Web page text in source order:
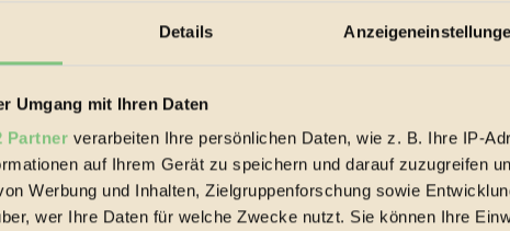
Details
Umgang mit Ihren Daten
Partner verarbeiten Ihre persönlichen Daten, wie z. B. Ihre IP-
auf Ihrem Gerät zu speichern und darauf zuzugreifen
Werbung und Inhalten, Zielgruppenforschung sowie
wer Ihre Daten für welche Zwecke nutzt. Sie können Ihre
seine Bewegungen festzuhalten.
vorbeischauen.
inziwschen oft zu Hause.
voll wieder zu dir zurückkommen.